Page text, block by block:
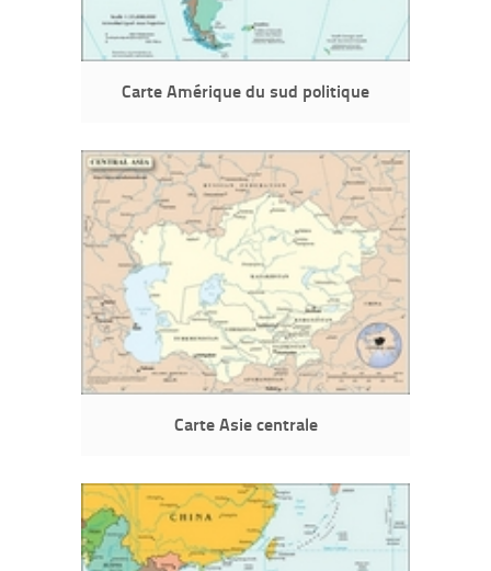
Carte Amérique du sud politique
Carte Asie centrale